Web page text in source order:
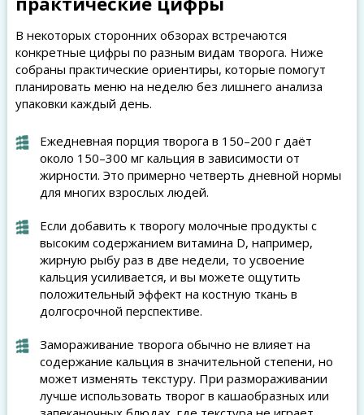
В некоторых сторонних обзорах встречаются
конкретные цифры по разным видам творога. Ниже
собраны практические ориентиры, которые помогут
планировать меню на неделю без лишнего анализа
упаковки каждый день.
Ежедневная порция творога в 150–200 г даёт
около 150–300 мг кальция в зависимости от
жирности. Это примерно четверть дневной нормы
для многих взрослых людей.
Если добавить к творогу молочные продукты с
высоким содержанием витамина D, например,
жирную рыбу раз в две недели, то усвоение
кальция усиливается, и вы можете ощутить
положительный эффект на костную ткань в
долгосрочной перспективе.
Замораживание творога обычно не влияет на
содержание кальция в значительной степени, но
может изменять текстуру. При размораживании
лучше использовать творог в кашаобразных или